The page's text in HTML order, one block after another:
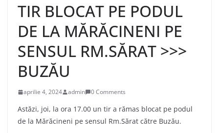
TIR BLOCAT PE PODUL
DE LA MĂRĂCINENI PE
SENSUL RM.SĂRAT >>>
BUZĂU
aprilie 4, 2024 admin 0 Comments
Astăzi, joi, la ora 17.00 un tir a rămas blocat pe podul
de la Mărăcineni pe sensul Rm.Sărat către Buzău.